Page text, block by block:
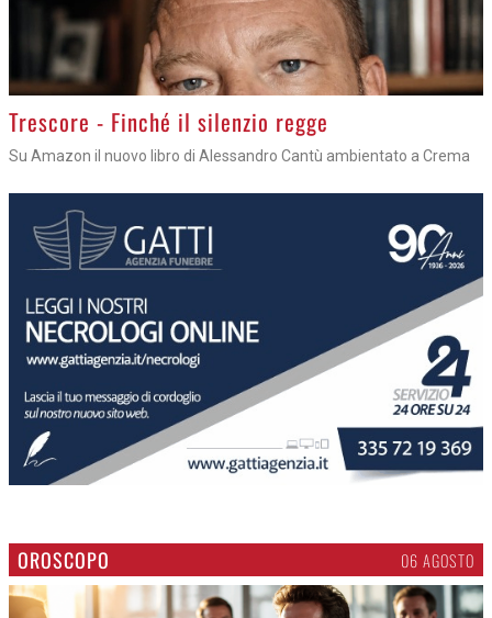
Trescore - Finché il silenzio regge
Su Amazon il nuovo libro di Alessandro Cantù ambientato a Crema
OROSCOPO 06 AGOSTO